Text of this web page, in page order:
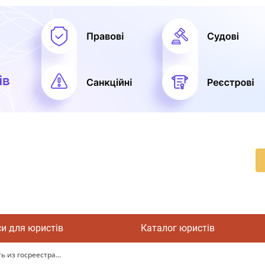
для юристів Каталог юристів
из госреестра...